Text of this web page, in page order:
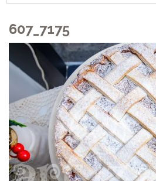
607_7175